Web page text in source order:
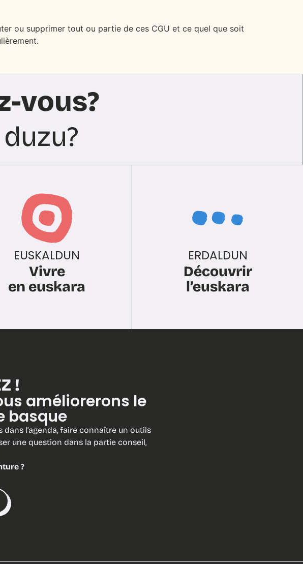
ou supprimer tout ou partie de ces CGU et ce quel que soit
vous?
EUSKALDUN
Vivre
en euskara
ERDALDUN
Découvrir
l’euskara
!
améliorerons le
basque
l’agenda, faire connaître un outils
une question dans la partie conseil,
?